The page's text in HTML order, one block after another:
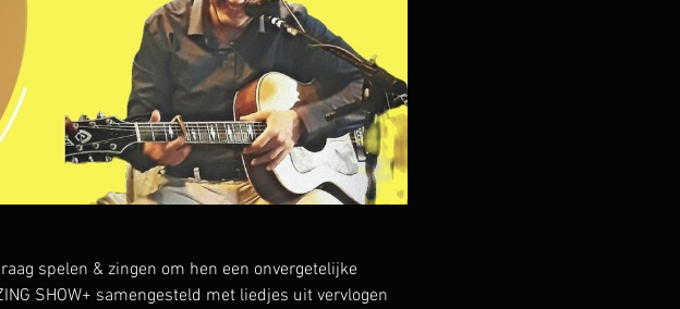
spelen & zingen om hen een onvergetelijke
SHOW+ samengesteld met liedjes uit vervlogen